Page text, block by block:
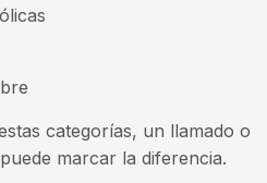
categorías, un llamado o
marcar la diferencia.